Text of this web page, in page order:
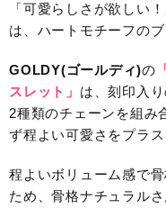
「可愛らしさが欲しい
は、ハートモチーフの
GOLDY(ゴールディ)の
スレット」 は、刻印入
2種類のチェーンを組み
ず程よい可愛さをプラス
程よいボリューム感で
ため、骨格ナチュラル